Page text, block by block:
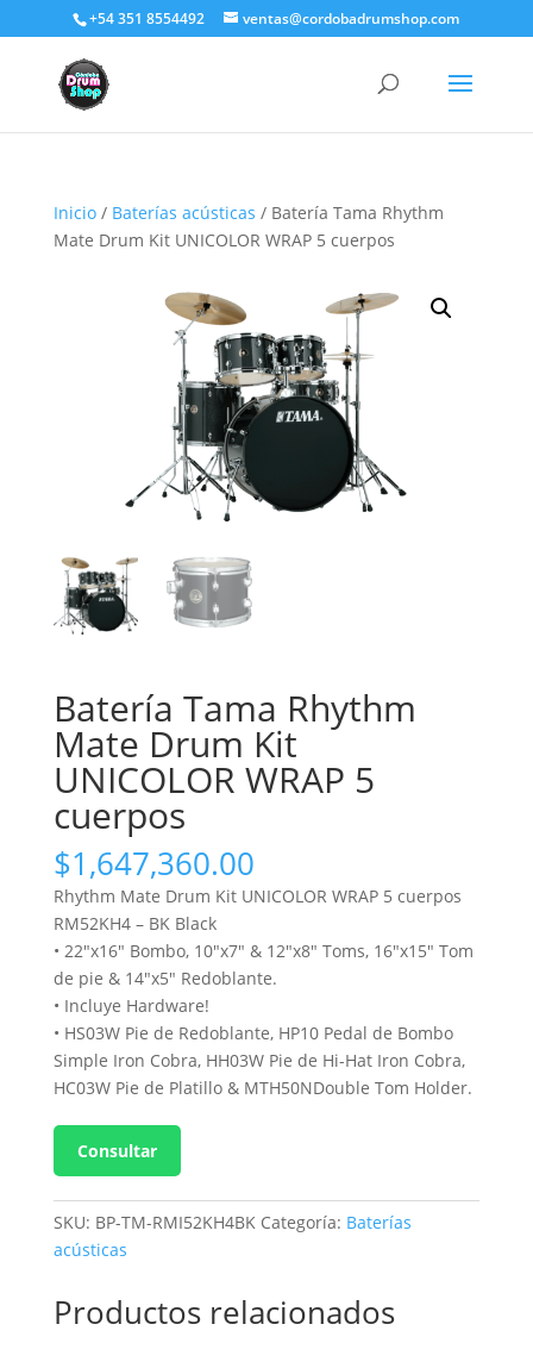
+54 351 8554492 ventas@cordobadrumshop.com
Inicio/ Baterías acústicas / Batería Tama Rhythm
Mate Drum Kit UNICOLOR WRAP 5 cuerpos
Batería Tama Rhythm
Mate Drum Kit
UNICOLOR WRAP 5
cuerpos
$1,647,360.00
Rhythm Mate Drum Kit UNICOLOR WRAP 5 cuerpos
RM52KH4 – BK Black
• 22″x16″ Bombo, 10″x7″ & 12″x8″ Toms, 16″x15″ Tom
de pie & 14″x5″ Redoblante.
• Incluye Hardware!
• HS03W Pie de Redoblante, HP10 Pedal de Bombo
Simple Iron Cobra, HH03W Pie de Hi-Hat Iron Cobra,
HC03W Pie de Platillo & MTH50NDouble Tom Holder.
Consultar
SKU: BP-TM-RMI52KH4BK Categoría: Baterías
acústicas
Productos relacionados